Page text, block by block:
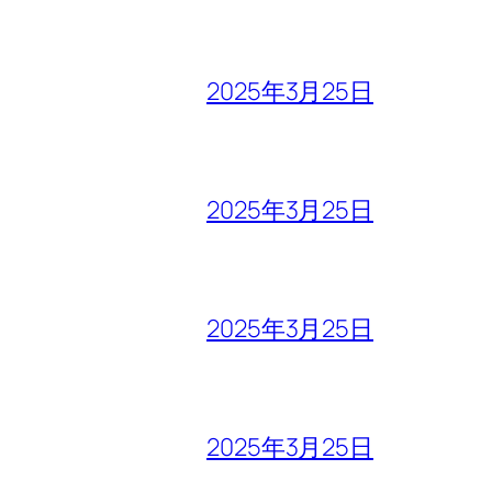
2025年3月25日
2025年3月25日
2025年3月25日
2025年3月25日